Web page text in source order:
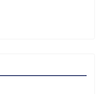
プロフィール